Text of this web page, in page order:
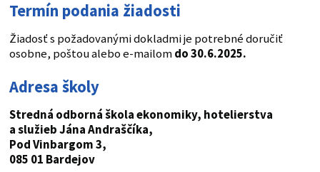
Termín podania žiadosti
Žiadosť s požadovanými dokladmi je potrebné doručiť
osobne, poštou alebo e-mailomdo 30.6.2025.
Adresa školy
Stredná odborná škola ekonomiky, hotelierstva
a služieb Jána Andraščíka,
Pod Vinbargom 3,
085 01 Bardejov